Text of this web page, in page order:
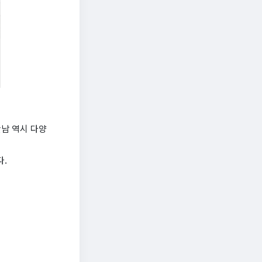
역시 다양
.